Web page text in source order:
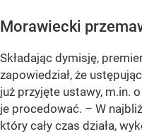
Morawiecki
Składając dymisję,
zapowiedział, że
już przyjęte ustawy, m.in.
je procedować. – W
który cały czas działa,